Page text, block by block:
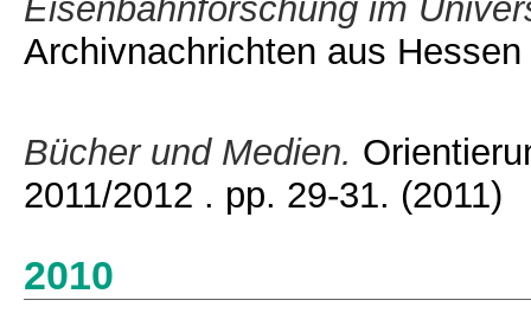
Eisenbahnforschung im
Archivnachrichten aus
Bücher und Medien.
2011/2012 . pp. 29-31. (2011)
2010